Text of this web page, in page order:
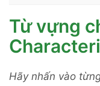
Từ vựng
Hãy nhấn vào